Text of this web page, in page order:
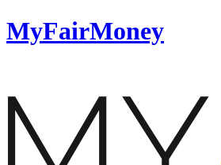
MyFairMoney